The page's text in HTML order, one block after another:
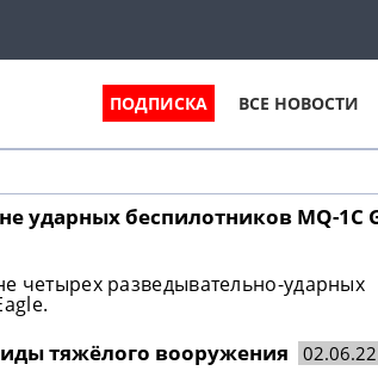
ПОДПИСКА ВСЕ НОВОСТИ
ударных беспилотников MQ-1C
четырех разведывательно-ударных
тяжёлого вооружения 02.06.22